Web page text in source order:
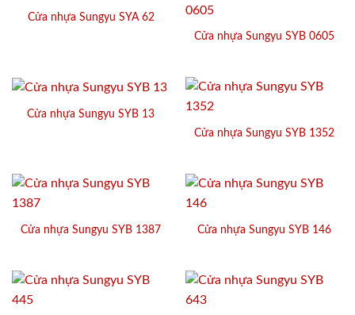
Cửa nhựa Sungyu SYA 62
Cửa nhựa Sungyu SYB 0605
Cửa nhựa Sungyu SYB 13
Cửa nhựa Sungyu SYB 1352
Cửa nhựa Sungyu SYB 1387 Cửa nhựa Sungyu SYB 146